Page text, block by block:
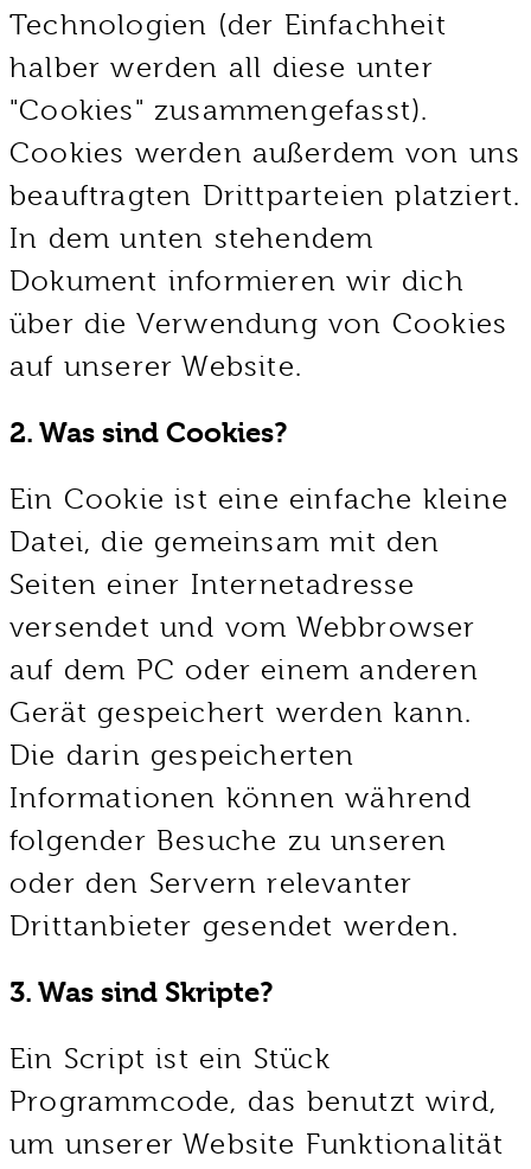
Technologien (der Einfachheit
halber werden all diese unter
"Cookies" zusammengefasst).
Cookies werden außerdem von uns
beauftragten Drittparteien platziert.
In dem unten stehendem
Dokument informieren wir dich
über die Verwendung von Cookies
auf unserer Website.
2. Was sind Cookies?
Ein Cookie ist eine einfache kleine
Datei, die gemeinsam mit den
Seiten einer Internetadresse
versendet und vom Webbrowser
auf dem PC oder einem anderen
Gerät gespeichert werden kann.
Die darin gespeicherten
Informationen können während
folgender Besuche zu unseren
oder den Servern relevanter
Drittanbieter gesendet werden.
3. Was sind Skripte?
Ein Script ist ein Stück
Programmcode, das benutzt wird,
um unserer Website Funktionalität